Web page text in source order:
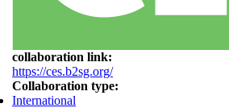
collaboration link:
https://ces.b2sg.org/
Collaboration type:
International